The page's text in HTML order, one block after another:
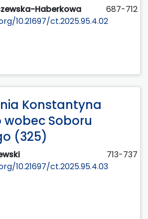
Haberkowa
687-712
10.21697/ct.2025.95.4.02
Konstantyna
wobec Soboru
(325)
713-737
10.21697/ct.2025.95.4.03